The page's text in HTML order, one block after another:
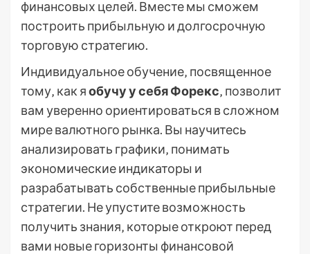
финансовых целей. Вместе мы сможем
построить прибыльную и долгосрочную
торговую стратегию.
Индивидуальное обучение‚ посвященное
тому‚ как яобучу у себя Форекс‚ позволит
вам уверенно ориентироваться в сложном
мире валютного рынка. Вы научитесь
анализировать графики‚ понимать
экономические индикаторы и
разрабатывать собственные прибыльные
стратегии. Не упустите возможность
получить знания‚ которые откроют перед
вами новые горизонты финансовой